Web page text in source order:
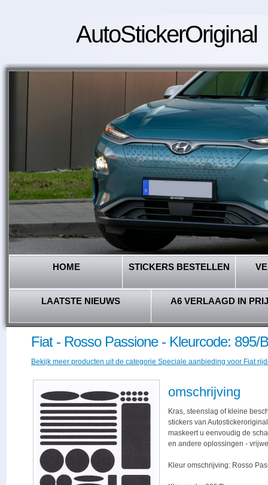
AutoStickerOriginal
HOME STICKERS BESTELLEN
LAATSTE NIEUWS A6 VERLAAGD IN
Fiat - Rosso Passione - Kleurcode: 895/B
Bekijk meer producten uit de categorie Speciale aanbieding voor Fiat
omschrijving
Kras, steenslag of kleine
stickers van
maskeert u eenvoudig de
en andere oplossingen -
Kleur omschrijving: Rosso